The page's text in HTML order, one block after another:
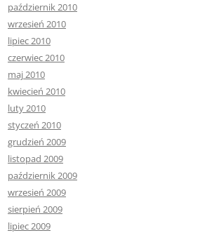
październik 2010
wrzesień 2010
lipiec 2010
czerwiec 2010
maj 2010
kwiecień 2010
luty 2010
styczeń 2010
grudzień 2009
listopad 2009
październik 2009
wrzesień 2009
sierpień 2009
lipiec 2009